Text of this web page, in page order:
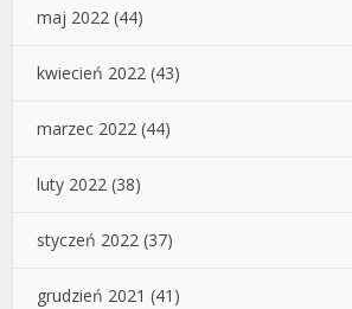
maj 2022 (44)
kwiecień 2022 (43)
marzec 2022 (44)
luty 2022 (38)
styczeń 2022 (37)
grudzień 2021 (41)